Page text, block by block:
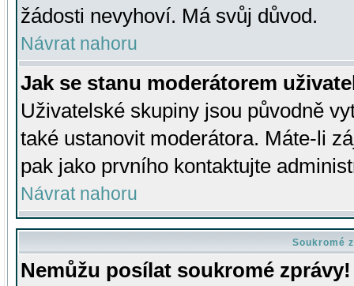
žádosti nevyhoví. Má svůj důvod.
Návrat nahoru
Jak se stanu moderátorem
Uživatelské skupiny jsou původně
také ustanovit moderátora. Máte-li
pak jako prvního kontaktujte
Návrat nahoru
Soukromé
Nemůžu posílat soukromé zprávy!